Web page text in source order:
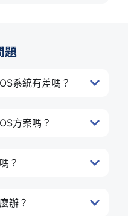
題
系統有差嗎？
方案嗎？
？
辦？